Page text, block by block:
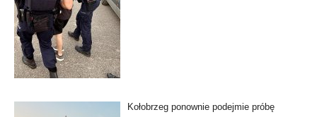
Kołobrzeg ponownie podejmie próbę